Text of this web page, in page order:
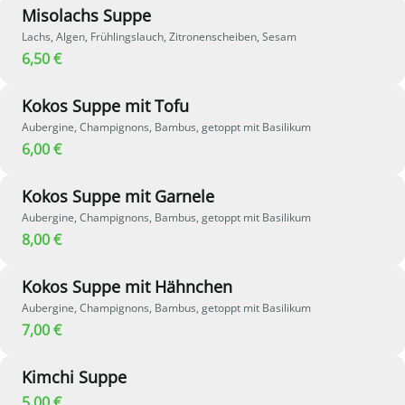
Misolachs Suppe
Lachs, Algen, Frühlingslauch, Zitronenscheiben, Sesam
6,50 €
Kokos Suppe mit Tofu
Aubergine, Champignons, Bambus, getoppt mit Basilikum
6,00 €
Kokos Suppe mit Garnele
Aubergine, Champignons, Bambus, getoppt mit Basilikum
8,00 €
Kokos Suppe mit Hähnchen
Aubergine, Champignons, Bambus, getoppt mit Basilikum
7,00 €
Kimchi Suppe